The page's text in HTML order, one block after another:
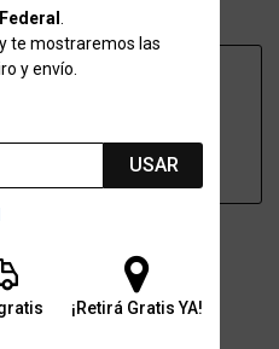
te mostraremos las
y envío.
USAR
¡Retirá Gratis YA!
(a domicilio)
Seleccioná talle